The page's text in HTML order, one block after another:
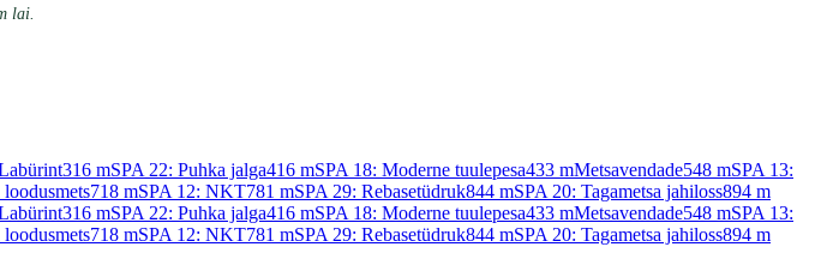
lai.
316 mSPA 22: Puhka jalga416 mSPA 18: Moderne tuulepesa433 mMetsavendade548 mSPA 13:
718 mSPA 12: NKT781 mSPA 29: Rebasetüdruk844 mSPA 20: Tagametsa jahiloss894 m
316 mSPA 22: Puhka jalga416 mSPA 18: Moderne tuulepesa433 mMetsavendade548 mSPA 13:
718 mSPA 12: NKT781 mSPA 29: Rebasetüdruk844 mSPA 20: Tagametsa jahiloss894 m